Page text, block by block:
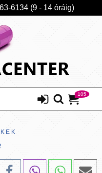
6134 (9 - 14 óráig)
105